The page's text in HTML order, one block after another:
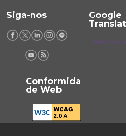
Siga-nos
Google
Select
Conformida
de Web